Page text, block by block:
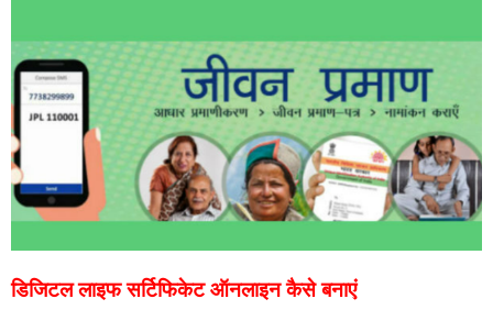
डिजिटल लाइफ सर्टिफिकेट ऑनलाइन कैसे बनाएं